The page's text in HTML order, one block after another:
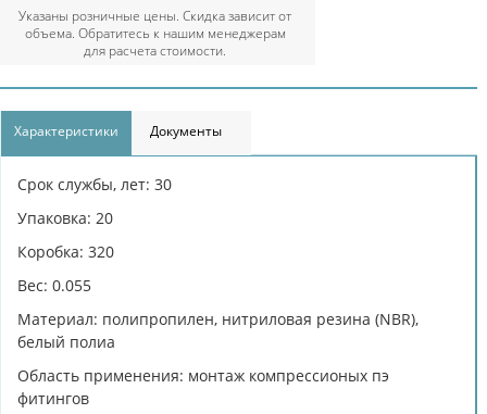
Указаны розничные цены. Скидка зависит от
объема. Обратитесь к нашим менеджерам
для расчета стоимости.
Характеристики Документы
Срок службы, лет: 30
Упаковка: 20
Коробка: 320
Вес: 0.055
Материал: полипропилен, нитриловая резина (NBR),
белый полиа
Область применения: монтаж компрессионых пэ
фитингов